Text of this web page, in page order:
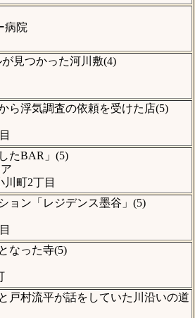
病院
見つかった河川敷(4)
ら浮気調査の依頼を受けた店(5)
たBAR」(5)
町2丁目
ョン「レジデンス墨谷」(5)
なった寺(5)
戸村流平が話をしていた川沿いの道